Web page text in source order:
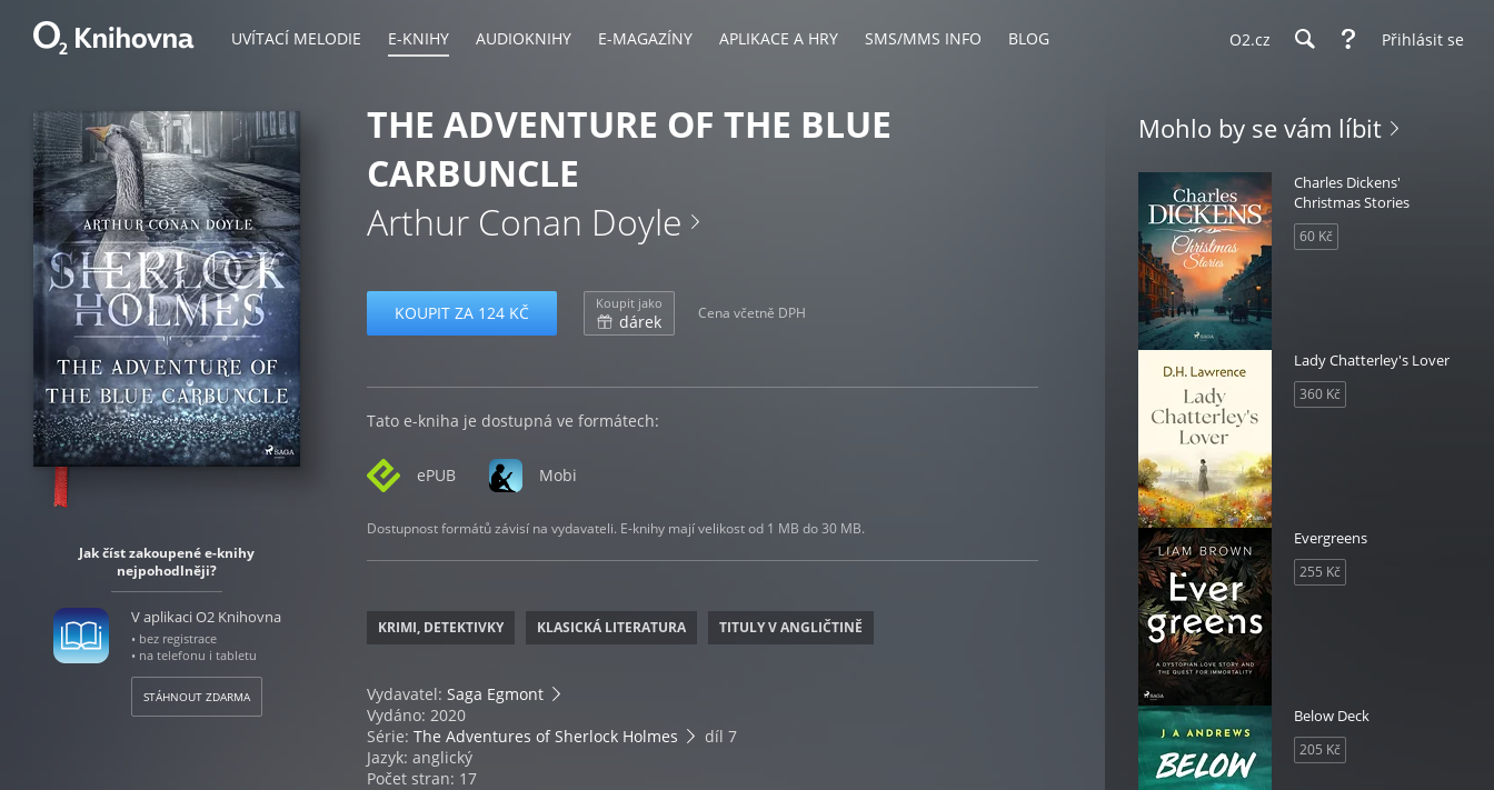
UVÍTACÍ MELODIE E-KNIHY AUDIOKNIHY E-MAGAZÍNY APLIKACE A HRY SMS/MMS INFO BLOG O2.cz Přihlásit se
Jak číst zakoupené e-knihy
nejpohodlněji?
V aplikaci O2 Knihovna
• bez registrace
• na telefonu i tabletu
STÁHNOUT ZDARMA
THE ADVENTURE OF THE BLUE
CARBUNCLE
Arthur Conan Doyle
KOUPIT ZA 124 KČ Koupit jako
dárek Cena včetně DPH
Tato e-kniha je dostupná ve formátech:
ePUB Mobi
Dostupnost formátů závisí na vydavateli. E-knihy mají velikost od 1 MB do 30 MB.
KRIMI, DETEKTIVKY KLASICKÁ LITERATURA TITULY V ANGLIČTINĚ
Vydavatel: Saga Egmont
Vydáno: 2020
Série: The Adventures of Sherlock Holmes
díl 7
Jazyk: anglický
Počet stran: 17
Mohlo by se vám líbit
Charles Dickens'
Christmas Stories
60 Kč
Lady Chatterley's Lover
360 Kč
Evergreens
255 Kč
Below Deck
205 Kč